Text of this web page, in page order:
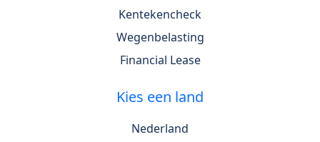
Kentekencheck
Wegenbelasting
Financial Lease
Kies een land
Nederland